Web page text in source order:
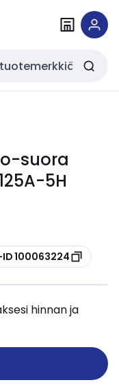
suora
5H
100063224
hinnan ja